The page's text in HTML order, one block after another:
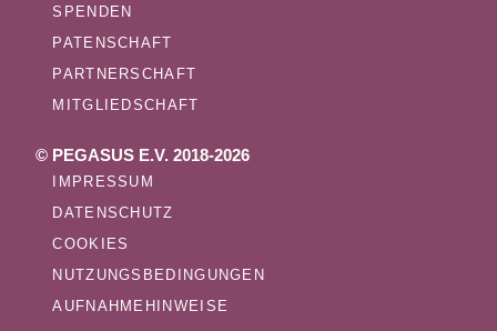
SPENDEN
PATENSCHAFT
PARTNERSCHAFT
MITGLIEDSCHAFT
© PEGASUS E.V. 2018-2026
IMPRESSUM
DATENSCHUTZ
COOKIES
NUTZUNGSBEDINGUNGEN
AUFNAHMEHINWEISE